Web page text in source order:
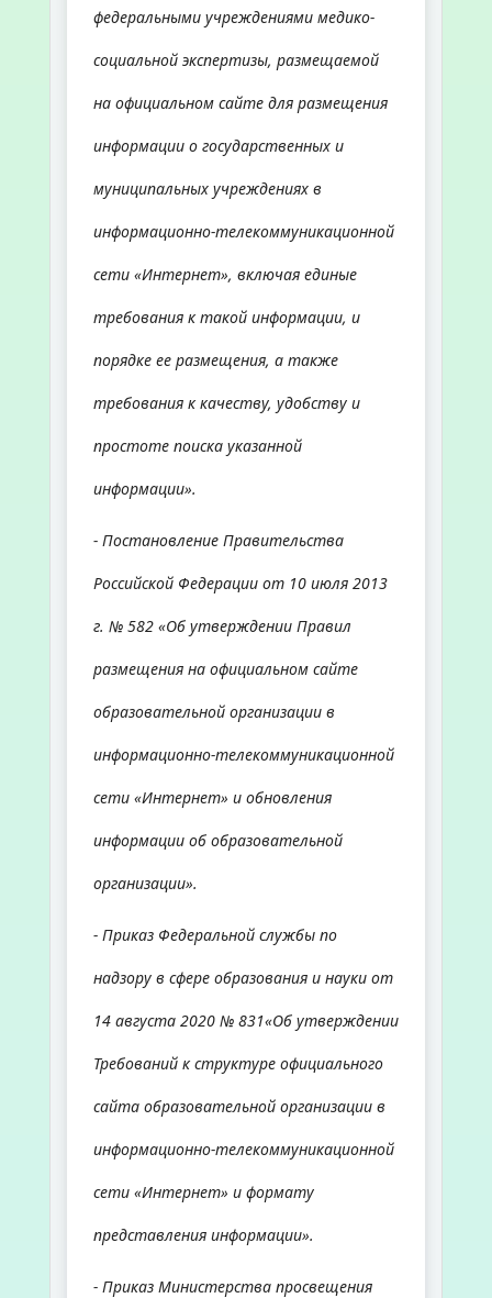
федеральными учреждениями медико-
социальной экспертизы, размещаемой
на официальном сайте для размещения
информации о государственных и
муниципальных учреждениях в
информационно-телекоммуникационной
сети «Интернет», включая единые
требования к такой информации, и
порядке ее размещения, а также
требования к качеству, удобству и
простоте поиска указанной
информации».
- Постановление Правительства
Российской Федерации от 10 июля 2013
г. № 582 «Об утверждении Правил
размещения на официальном сайте
образовательной организации в
информационно-телекоммуникационной
сети «Интернет» и обновления
информации об образовательной
организации».
- Приказ Федеральной службы по
надзору в сфере образования и науки от
14 августа 2020 № 831«Об утверждении
Требований к структуре официального
сайта образовательной организации в
информационно-телекоммуникационной
сети «Интернет» и формату
представления информации».
- Приказ Министерства просвещения